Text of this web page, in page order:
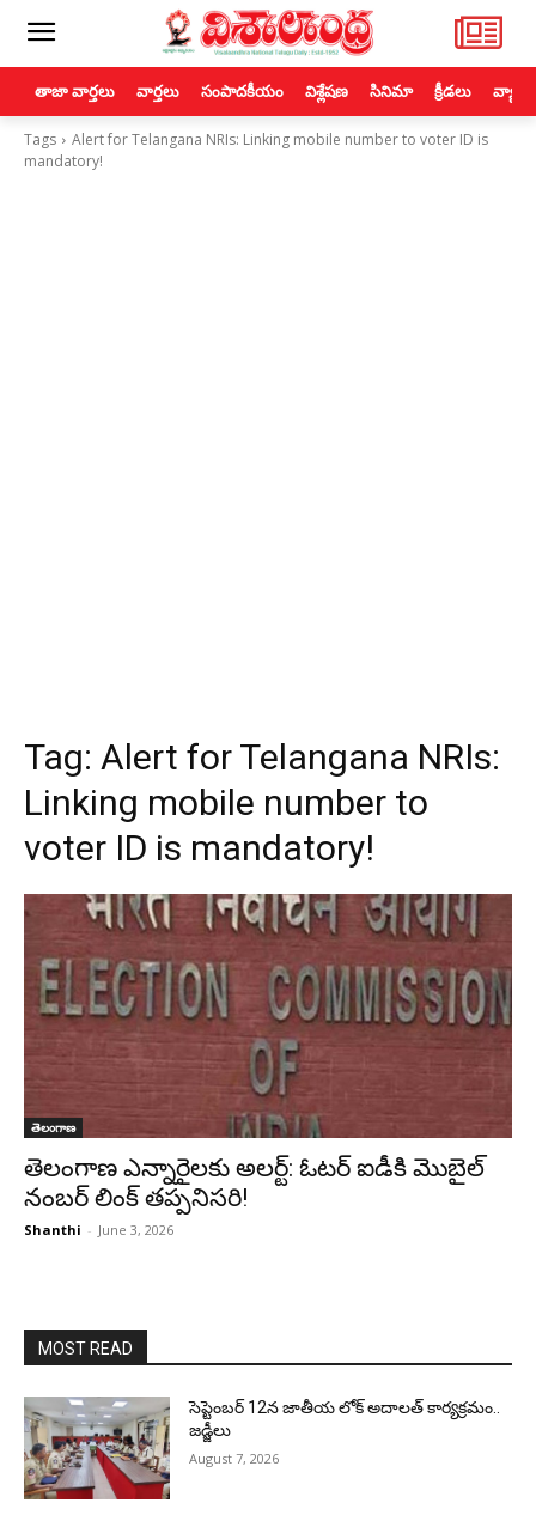
తాజా వార్తలు వార్తలు సంపాదకీయం విశ్లేషణ సినిమా క్రీడలు
Tags
Alert for Telangana NRIs: Linking mobile number to voter ID is
mandatory!
Tag: Alert for Telangana NRIs:
Linking mobile number to
voter ID is mandatory!
తెలంగాణ
తెలంగాణ ఎన్నారైలకు అలర్ట్: ఓటర్ ఐడీకి మొబైల్
నంబర్ లింక్ తప్పనిసరి!
Shanthi - June 3, 2026
MOST READ
సెప్టెంబర్ 12న జాతీయ లోక్ అదాలత్ కార్యక్రమం..
జడ్జీలు
August 7, 2026